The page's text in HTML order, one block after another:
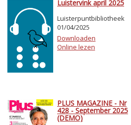
Luistervink april 2025
Luisterpuntbibliotheek
01/04/2025
Downloaden
Online lezen
PLUS MAGAZINE - Nr
428 - September 2025
(DEMO)